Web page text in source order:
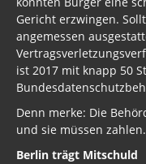
Gericht erzwingen.
angemessen
ist 2017 mit knapp 50
Denn merke: Die
und sie müssen zahlen.
Berlin trägt Mitschuld